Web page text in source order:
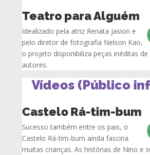
Teatro para Alguém
Idealizado pela atriz Renata Jasion e
pelo diretor de fotografia Nelson Kao,
o projeto disponibiliza peças inéditas de
autores.
Vídeos (Público
Castelo Rá-tim-bum
Sucesso também entre os pais, o
Castelo Rá-tim-bum ainda fascina
muitas crianças. As histórias de Nino e